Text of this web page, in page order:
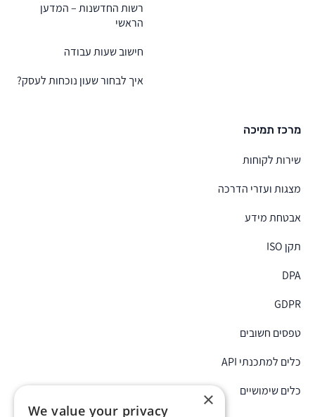
רשות החדשנות – המדען
הראשי
חישוב שעות עבודה
איך לבחור שעון נוכחות לעסק?
מרכז תמיכה
שירות לקוחות
מצגות ועזרי הדרכה
אבטחת מידע
תקן ISO
DPA
GDPR
טפסים חשובים
כלים למתכנתי API
כלים שימושיים ×
We value your privacy